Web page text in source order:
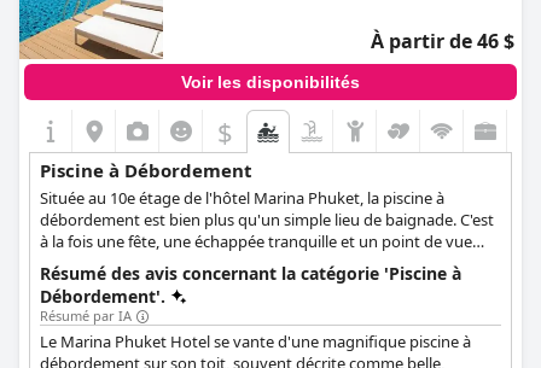
À partir de 46 $
Voir les disponibilités
$
Piscine à Débordement
Située au 10e étage de l'hôtel Marina Phuket, la piscine à
débordement est bien plus qu'un simple lieu de baignade. C'est
à la fois une fête, une échappée tranquille et un point de vue
captivant. En plongeant dans l'étreinte revitalisante des eaux de
la piscine, les clients sont accueillis par les vastes panoramas des
paysages époustouflants de Phuket. L'hôtel transcende les
limites typiques d'un lieu de repos, en lançant une invitation
ouverte à socialiser, à se délecter d'une musique délicieuse et à
Résumé des avis concernant la catégorie 'Piscine à
Débordement'.
Résumé par IA
Le Marina Phuket Hotel se vante d'une magnifique piscine à
débordement sur son toit, souvent décrite comme belle,